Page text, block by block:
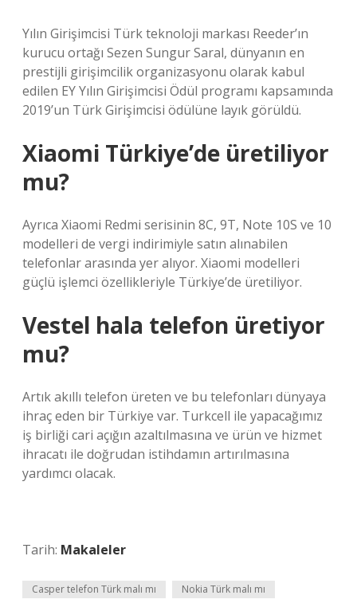
Yılın Girişimcisi Türk teknoloji markası Reeder’ın
kurucu ortağı Sezen Sungur Saral, dünyanın en
prestijli girişimcilik organizasyonu olarak kabul
edilen EY Yılın Girişimcisi Ödül programı kapsamında
2019’un Türk Girişimcisi ödülüne layık görüldü.
Xiaomi Türkiye’de üretiliyor
mu?
Ayrıca Xiaomi Redmi serisinin 8C, 9T, Note 10S ve 10
modelleri de vergi indirimiyle satın alınabilen
telefonlar arasında yer alıyor. Xiaomi modelleri
güçlü işlemci özellikleriyle Türkiye’de üretiliyor.
Vestel hala telefon üretiyor
mu?
Artık akıllı telefon üreten ve bu telefonları dünyaya
ihraç eden bir Türkiye var. Turkcell ile yapacağımız
iş birliği cari açığın azaltılmasına ve ürün ve hizmet
ihracatı ile doğrudan istihdamın artırılmasına
yardımcı olacak.
Tarih: Makaleler
Casper telefon Türk malı mı Nokia Türk malı mı